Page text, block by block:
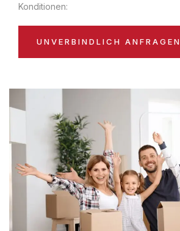
Konditionen:
UNVERBINDLICH ANFRAGEN